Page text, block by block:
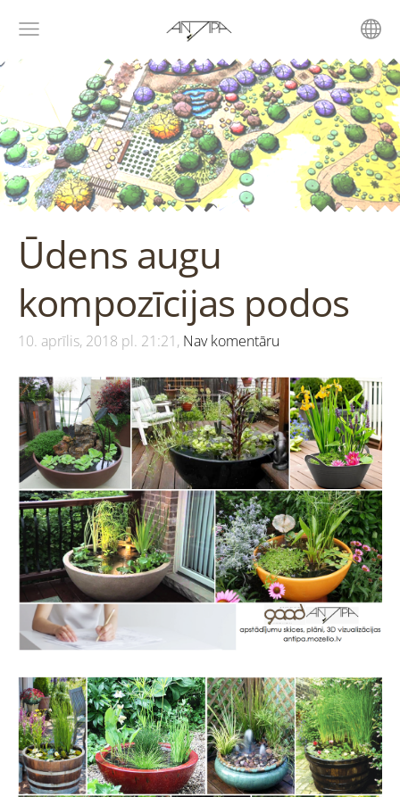
Ūdens augu
kompozīcijas podos
10. aprīlis, 2018 pl. 21:21, Nav komentāru